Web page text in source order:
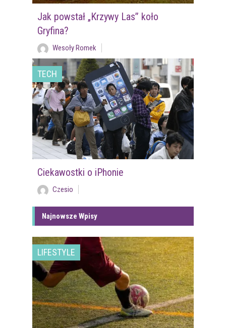
Jak powstał „Krzywy Las” koło
Gryfina?
Wesoły Romek
TECH
Ciekawostki o iPhonie
Czesio
Najnowsze Wpisy
LIFESTYLE